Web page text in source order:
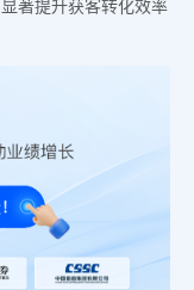
著提升获客转化效率